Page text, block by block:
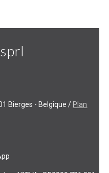
Bierges - Belgique / Plan